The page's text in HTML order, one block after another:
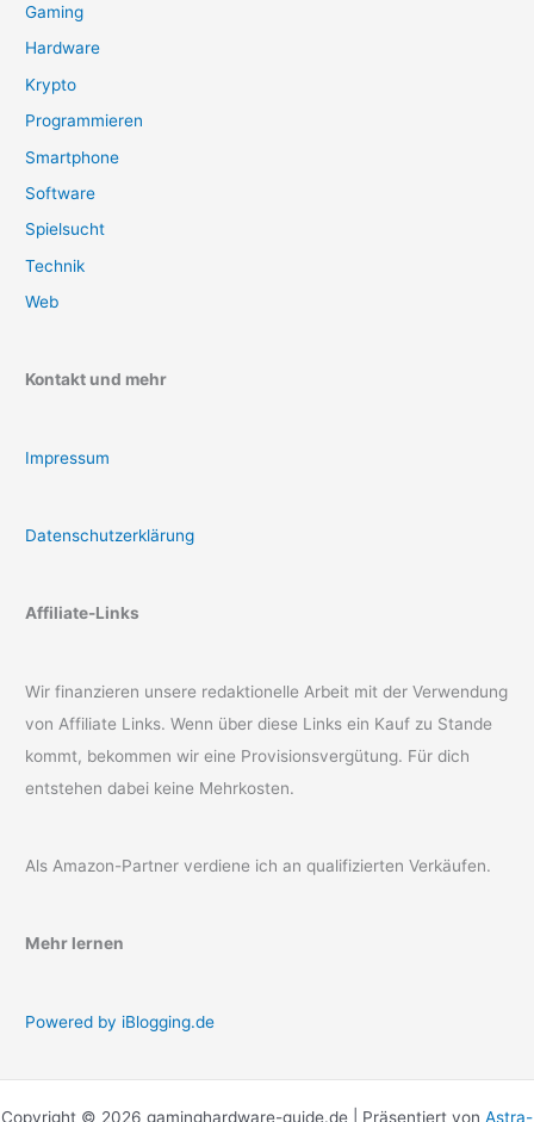
Gaming
Hardware
Krypto
Programmieren
Smartphone
Software
Spielsucht
Technik
Web
Kontakt und mehr
Impressum
Datenschutzerklärung
Affiliate-Links
Wir finanzieren unsere redaktionelle Arbeit mit der Verwendung
von Affiliate Links. Wenn über diese Links ein Kauf zu Stande
kommt, bekommen wir eine Provisionsvergütung. Für dich
entstehen dabei keine Mehrkosten.
Als Amazon-Partner verdiene ich an qualifizierten Verkäufen.
Mehr lernen
Powered by iBlogging.de
Copyright © 2026 gaminghardware-guide.de | Präsentiert von Astra-